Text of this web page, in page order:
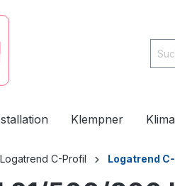
Klempner
Logatrend C-Profil Logatrend